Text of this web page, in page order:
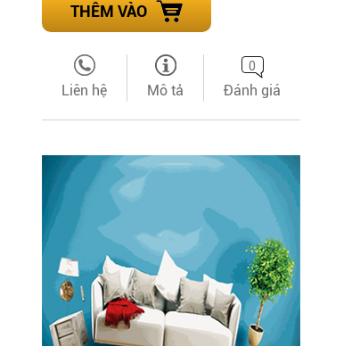
THÊM VÀO
Liên hệ Mô tả
0
Đánh giá